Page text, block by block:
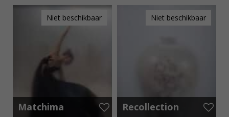
85 cm x 100 cm € 11,25 p.m. 40 cm x 50 cm € 37,50 p.m.
Niet beschikbaar
Matchima
Niet beschikbaar
Recollection